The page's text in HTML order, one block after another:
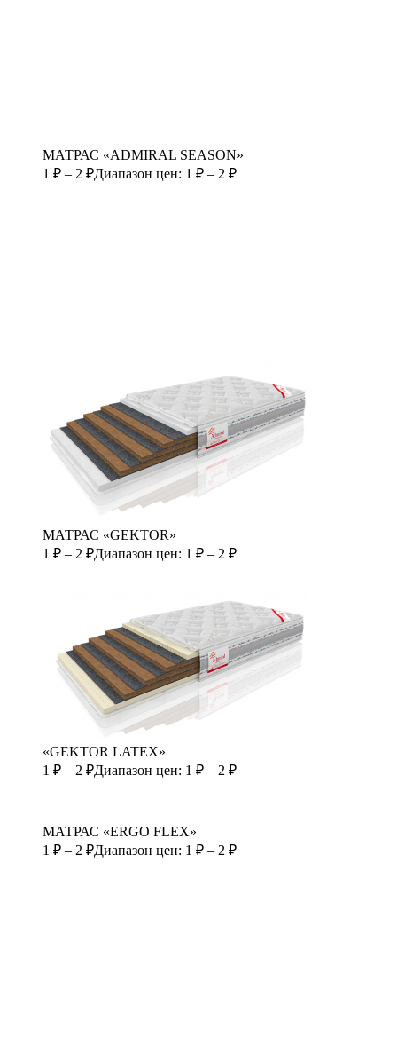
МАТРАС «ADMIRAL SEASON»
1 ₽ – 2 ₽Диапазон цен: 1 ₽ – 2 ₽
МАТРАС «GEKTOR»
1 ₽ – 2 ₽Диапазон цен: 1 ₽ – 2 ₽
«GEKTOR LATEX»
1 ₽ – 2 ₽Диапазон цен: 1 ₽ – 2 ₽
МАТРАС «ERGO FLEX»
1 ₽ – 2 ₽Диапазон цен: 1 ₽ – 2 ₽